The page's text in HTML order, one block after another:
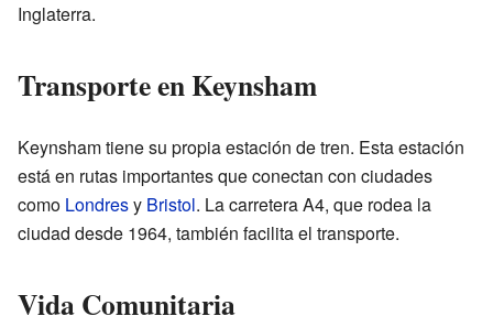
Inglaterra.
Transporte en Keynsham
Keynsham tiene su propia estación de tren. Esta estación
está en rutas importantes que conectan con ciudades
como Londresy Bristol. La carretera A4, que rodea la
ciudad desde 1964, también facilita el transporte.
Vida Comunitaria